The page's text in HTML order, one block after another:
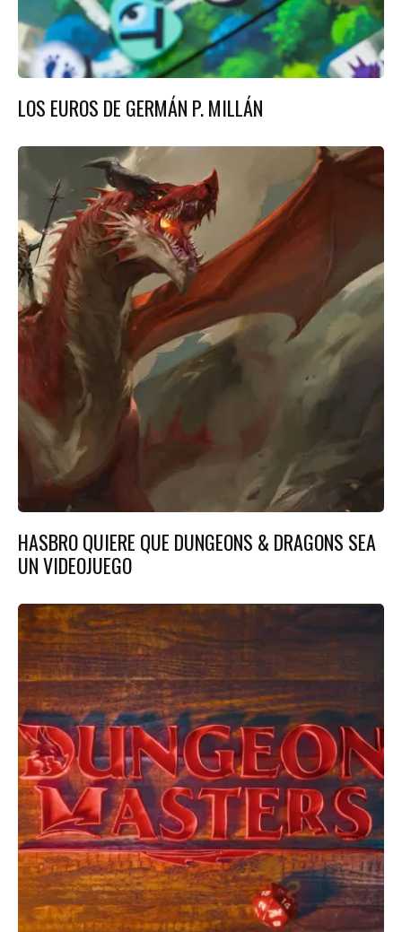
LOS EUROS DE GERMÁN P. MILLÁN
HASBRO QUIERE QUE DUNGEONS & DRAGONS SEA
UN VIDEOJUEGO